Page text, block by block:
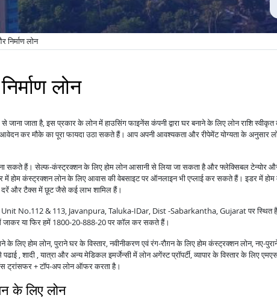
निर्माण लोन
लोन
जाता है, इस प्रकार के लोन में हाउसिंग फाइनेंस कंपनी द्वारा घर बनाने के लिए लोन राशि
कर मौके का पूरा फायदा उठा सकते हैं। आप अपनी आवश्यकता और रीपेमेंट योग्यता के अनुसार
सकते हैं। सेल्फ-कंस्ट्रक्शन के लिए होम लोन आसानी से लिया जा सकता है और फ्लेक्सिबल टेन्योर
होम कंस्ट्रक्शन लोन के लिए आवास की वेबसाइट पर ऑनलाइन भी एप्लाई कर सकते हैं। इडर में होम
और टैक्स में छूट जैसे कई लाभ शामिल हैं।
No.112 & 113, Javanpura, Taluka-IDar, Dist -Sabarkantha, Gujarat पर स्थित है,
जाकर या फिर हमें 1800-20-888-20 पर कॉल कर सकते हैं।
के लिए होम लोन, पुराने घर के विस्तार, नवीनीकरण एवं रंग-रौग़न के लिए होम कंस्ट्रक्शन लोन, नए-
, शादी , यात्रा और अन्य मेडिकल इमर्जेन्सी में लोन अगेंस्ट प्रॉपर्टी, व्यापार के विस्तार के लिए
ट्रांसफर + टॉप-अप लोन ऑफर करता है।
के लिए लोन